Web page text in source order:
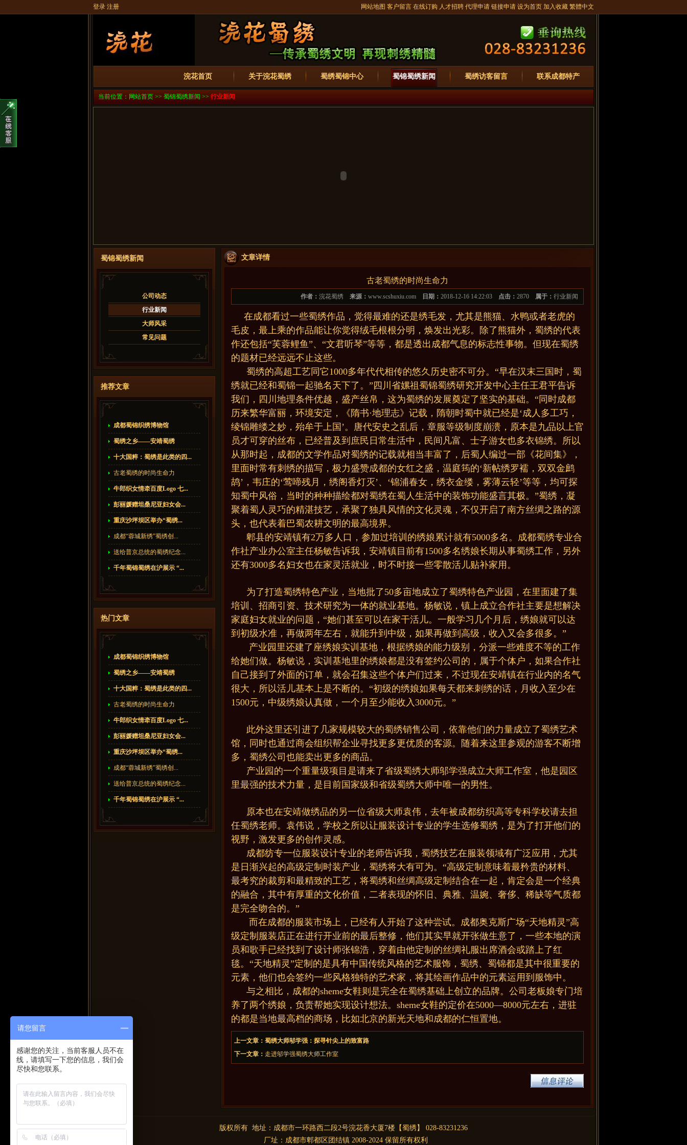
登录 注册 网站地图 客户留言 在线订购 人才招聘 代理申请 链接申请 设为首页 加入收藏 繁體中文
联系成都特产
蜀绣访客留言
蜀锦蜀绣新闻
蜀绣蜀锦中心
关于浣花蜀绣
浣花首页
当前位置： 网站首页 >> 蜀锦蜀绣新闻 >> 行业新闻
蜀锦蜀绣新闻
公司动态
行业新闻
大师风采
常见问题
推荐文章
成都蜀锦织绣博物馆
蜀绣之乡——安靖蜀绣
十大国粹：蜀绣是此类的四...
古老蜀绣的时尚生命力
牛郎织女情牵百度Logo 七...
彭丽媛赠坦桑尼亚妇女会...
重庆沙坪坝区举办“蜀绣...
成都“蓉城新绣”蜀绣创...
送给普京总统的蜀绣纪念...
千年蜀锦蜀绣在沪展示 “...
热门文章
成都蜀锦织绣博物馆
蜀绣之乡——安靖蜀绣
十大国粹：蜀绣是此类的四...
古老蜀绣的时尚生命力
牛郎织女情牵百度Logo 七...
彭丽媛赠坦桑尼亚妇女会...
重庆沙坪坝区举办“蜀绣...
成都“蓉城新绣”蜀绣创...
送给普京总统的蜀绣纪念...
千年蜀锦蜀绣在沪展示 “...
文章详情
古老蜀绣的时尚生命力
作者： 浣花蜀绣 来源： www.scshuxiu.com 日期： 2018-12-16 14:22:03 点击： 2870 属于： 行业新闻
在成都看过一些蜀绣作品，觉得最难的还是绣毛发，尤其是熊猫、水鸭或者老虎的
毛皮，最上乘的作品能让你觉得绒毛根根分明，焕发出光彩。除了熊猫外，蜀绣的代表
作还包括“芙蓉鲤鱼”、“文君听琴”等等，都是透出成都气息的标志性事物。但现在蜀绣
的题材已经远远不止这些。
蜀绣的高超工艺同它1000多年代代相传的悠久历史密不可分。“早在汉末三国时，蜀
绣就已经和蜀锦一起驰名天下了。”四川省嫘祖蜀锦蜀绣研究开发中心主任王君平告诉
我们，四川地理条件优越，盛产丝帛，这为蜀绣的发展奠定了坚实的基础。“同时成都
历来繁华富丽，环境安定，《隋书·地理志》记载，隋朝时蜀中就已经是‘成人多工巧，
绫锦雕缕之妙，殆牟于上国’。唐代安史之乱后，章服等级制度崩溃，原本是九品以上官
员才可穿的丝布，已经普及到庶民日常生活中，民间凡富、士子游女也多衣锦绣。所以
从那时起，成都的文学作品对蜀绣的记载就相当丰富了，后蜀人编过一部《花间集》，
里面时常有刺绣的描写，极力盛赞成都的女红之盛，温庭筠的‘新帖绣罗襦，双双金鹧
鸪’，韦庄的‘莺啼残月，绣阁香灯灭’、‘锦浦春女，绣衣金缕，雾薄云轻’等等，均可探
知蜀中风俗，当时的种种描绘都对蜀绣在蜀人生活中的装饰功能盛言其极。”蜀绣，凝
聚着蜀人灵巧的精湛技艺，承聚了独具风情的文化灵魂，不仅开启了南方丝绸之路的源
头，也代表着巴蜀农耕文明的最高境界。
郫县的安靖镇有2万多人口，参加过培训的绣娘累计就有5000多名。成都蜀绣专业合
作社产业办公室主任杨敏告诉我，安靖镇目前有1500多名绣娘长期从事蜀绣工作，另外
还有3000多名妇女也在家灵活就业，时不时接一些零散活儿贴补家用。
为了打造蜀绣特色产业，当地批了50多亩地成立了蜀绣特色产业园，在里面建了集
培训、招商引资、技术研究为一体的就业基地。杨敏说，镇上成立合作社主要是想解决
家庭妇女就业的问题，“她们甚至可以在家干活儿。一般学习几个月后，绣娘就可以达
到初级水准，再做两年左右，就能升到中级，如果再做到高级，收入又会多很多。”
产业园里还建了座绣娘实训基地，根据绣娘的能力级别，分派一些难度不等的工作
给她们做。杨敏说，实训基地里的绣娘都是没有签约公司的，属于个体户，如果合作社
自己接到了外面的订单，就会召集这些个体户们过来，不过现在安靖镇在行业内的名气
很大，所以活儿基本上是不断的。“初级的绣娘如果每天都来刺绣的话，月收入至少在
1500元，中级绣娘认真做，一个月至少能收入3000元。”
此外这里还引进了几家规模较大的蜀绣销售公司，依靠他们的力量成立了蜀绣艺术
馆，同时也通过商会组织帮企业寻找更多更优质的客源。随着来这里参观的游客不断增
多，蜀绣公司也能卖出更多的商品。
产业园的一个重量级项目是请来了省级蜀绣大师邬学强成立大师工作室，他是园区
里最强的技术力量，是目前国家级和省级蜀绣大师中唯一的男性。
原本也在安靖做绣品的另一位省级大师袁伟，去年被成都纺织高等专科学校请去担
任蜀绣老师。袁伟说，学校之所以让服装设计专业的学生选修蜀绣，是为了打开他们的
视野，激发更多的创作灵感。
成都纺专一位服装设计专业的老师告诉我，蜀绣技艺在服装领域有广泛应用，尤其
是日渐兴起的高级定制时装产业，蜀绣将大有可为。“高级定制意味着最矜贵的材料、
最考究的裁剪和最精致的工艺，将蜀绣和丝绸高级定制结合在一起，肯定会是一个经典
的融合，其中有厚重的文化价值，二者表现的怀旧、典雅、温婉、奢侈、稀缺等气质都
是完全吻合的。”
而在成都的服装市场上，已经有人开始了这种尝试。成都奥克斯广场“天地精灵”高
级定制服装店正在进行开业前的最后整修，他们其实早就开张做生意了，一些本地的演
员和歌手已经找到了设计师张锦浩，穿着由他定制的丝绸礼服出席酒会或踏上了红
毯。“天地精灵”定制的是具有中国传统风格的艺术服饰，蜀绣、蜀锦都是其中很重要的
元素，他们也会签约一些风格独特的艺术家，将其绘画作品中的元素运用到服饰中。
与之相比，成都的sheme女鞋则是完全在蜀绣基础上创立的品牌。公司老板娘专门培
养了两个绣娘，负责帮她实现设计想法。sheme女鞋的定价在5000—8000元左右，进驻
的都是当地最高档的商场，比如北京的新光天地和成都的仁恒置地。
上一文章： 蜀绣大师邬学强：探寻针尖上的致富路
下一文章： 走进邬学强蜀绣大师工作室
版权所有 地址：成都市一环路西二段2号浣花香大厦7楼 【蜀绣】
028-83231236
厂址： 成都市郫都区团结镇 2008-2024 保留所有权利
请您留言
感谢您的关注，当前客服人员不在
线，请填写一下您的信息，我们会
尽快和您联系。